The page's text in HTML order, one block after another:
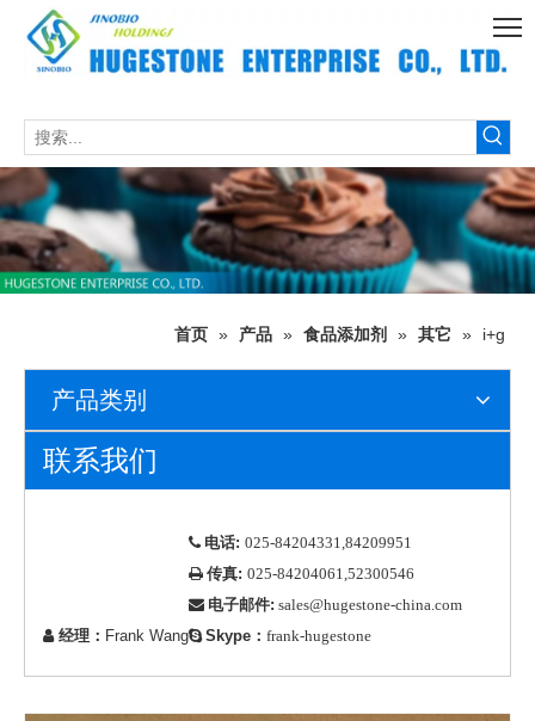
首页 » 产品 » 食品添加剂 » 其它 » i+g
产品类别
联系我们
 经理： Frank Wang
 电话: 025-84204331,84209951
 传真: 025-84204061,52300546
 电子邮件: sales@hugestone-china.com
Skype： frank-hugestone